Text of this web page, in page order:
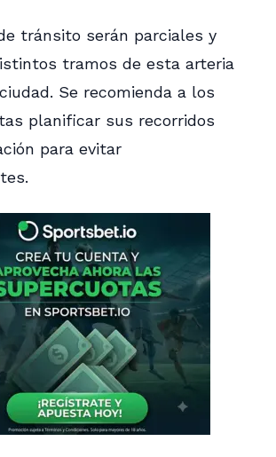
tránsito serán parciales y
tramos de esta arteria
Se recomienda a los
planificar sus recorridos
para evitar